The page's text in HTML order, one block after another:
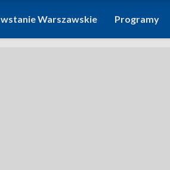
Warszawskie Programy